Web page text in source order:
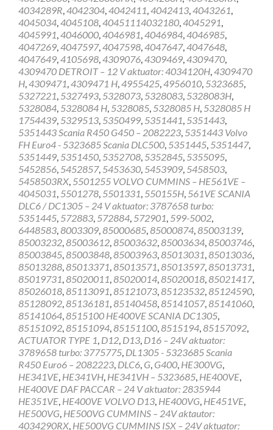
4034289R,4042304,4042411,4042413,4043261,
4045034,4045108,40451114032180,4045291,
4045991,4046000,4046981,4046984,4046985,
4047269,4047597,4047598,4047647,4047648,
4047649,4105698,4309076,4309469,4309470,
4309470 DETROIT – 12 V aktuator: 4034120H,4309470
H,4309471,4309471 H,4955425,4956010, 5323685,
5327221, 5327493, 5328073, 5328083, 5328083H,
5328084, 5328084 H, 5328085, 5328085 H, 5328085 H
1754439, 5329513, 5350499, 5351441, 5351443,
5351443 Scania R450 G450 – 2082223, 5351443 Volvo
FH Euro4 - 5323685 Scania DLC500, 5351445, 5351447,
5351449, 5351450, 5352708, 5352845, 5355095,
5452856, 5452857, 5453630, 5453909, 5458503,
5458503RX, 5501255 VOLVO CUMMINS – HE561VE –
4045031, 5501278, 5501331, 550155H, 561VE SCANIA
DLC6 / DC1305 – 24 V aktuator: 3787658 turbo:
5351445, 572883, 572884, 572901, 599-5002,
6448583,8003309,85000685,85000874,85003139,
85003232,85003612,85003632,85003634,85003746,
85003845,85003848,85003963,85013031,85013036,
85013288,85013371,85013571,85013597,85013731,
85019731,85020011,85020014,85020018,85021417,
85026018,85113091,85121073,85123532,85124590,
85128092,85136181,85140458,85141057,85141060,
85141064,8515100 HE400VE SCANIA DC1305,
85151092,85151094,85151100,8515194,85157092,
ACTUATOR TYPE 1, D12, D13, D16 – 24V aktuator:
3789658 turbo: 3775775, DL1305 - 5323685 Scania
R450 Euro6 – 2082223, DLC6, G, G400, HE300VG,
HE341VE, HE341VH, HE341VH – 5323685, HE400VE,
HE400VE DAF PACCAR – 24 V aktuator: 2835944
HE351VE, HE400VE VOLVO D13, HE400VG, HE451VE,
HE500VG, HE500VG CUMMINS – 24V aktautor:
4034290RX, HE500VG CUMMINS ISX – 24V aktuator: